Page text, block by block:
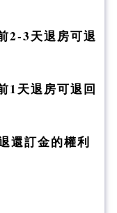
2-3天退房可退
1天退房可退回
還訂金的權利